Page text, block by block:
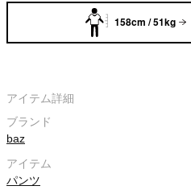
158cm / 51kg
アイテム詳細
ブランド
baz
アイテム
パンツ